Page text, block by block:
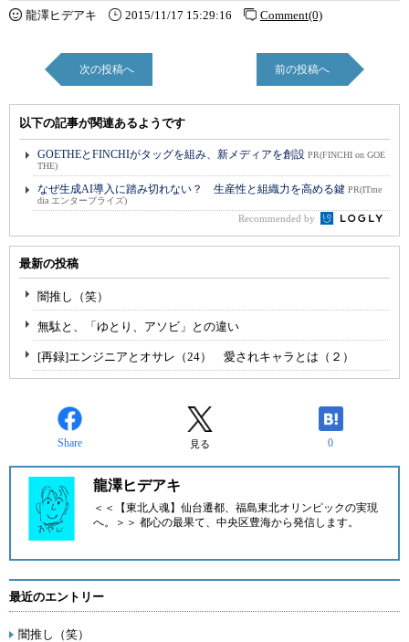
龍澤ヒデアキ 2015/11/17 15:29:16 Comment(0)
次の投稿へ 前の投稿へ
以下の記事が関連あるようです
GOETHEとFINCHIがタッグを組み、新メディアを創設 PR(FINCHI on GOE
THE)
なぜ生成AI導入に踏み切れない？ 生産性と組織力を高める鍵 PR(ITme
dia エンタープライズ)
Recommended by
最新の投稿
闇推し（笑）
無駄と、「ゆとり、アソビ」との違い
[再録]エンジニアとオサレ（24） 愛されキャラとは（２）
Share 見る 0
龍澤ヒデアキ
＜＜【東北人魂】仙台遷都、福島東北オリンピックの実現
へ。＞＞ 都心の最果て、中央区豊海から発信します。
最近のエントリー
闇推し（笑）